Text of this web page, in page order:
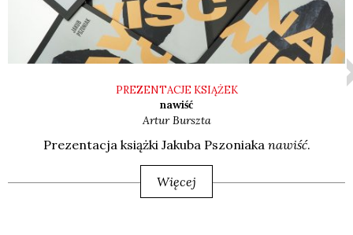
PREZENTACJE KSIĄŻEK
nawiść
ArturBurszta
Pre­zen­ta­cja książ­ki Jaku­ba Pszo­nia­ka nawiść.
Więcej